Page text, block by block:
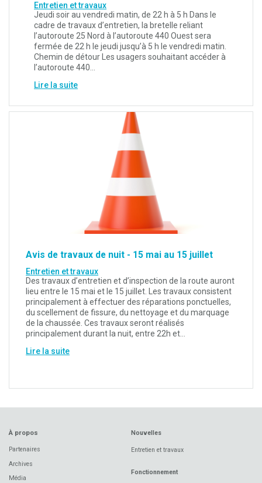
Entretien et travaux
Jeudi soir au vendredi matin, de 22 h à 5 h Dans le
cadre de travaux d’entretien, la bretelle reliant
l’autoroute 25 Nord à l’autoroute 440 Ouest sera
fermée de 22 h le jeudi jusqu’à 5 h le vendredi matin.
Chemin de détour Les usagers souhaitant accéder à
l’autoroute 440…
Lire la suite
Avis de travaux de nuit - 15 mai au 15 juillet
Entretien et travaux
Des travaux d’entretien et d’inspection de la route auront
lieu entre le 15 mai et le 15 juillet. Les travaux consistent
principalement à effectuer des réparations ponctuelles,
du scellement de fissure, du nettoyage et du marquage
de la chaussée. Ces travaux seront réalisés
principalement durant la nuit, entre 22h et…
Lire la suite
À propos
Partenaires
Archives
Média
Nouvelles
Entretien et travaux
Fonctionnement